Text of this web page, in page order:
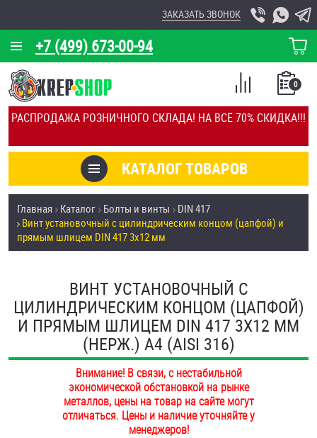
РАСПРОДАЖА РОЗНИЧНОГО СКЛАДА! НА ВСЁ 70% СКИДКА!!!
+7 (499) 673-00-94
ЗАКАЗАТЬ ЗВОНОК
КОРЗИНА
О КОМПАНИИ
КАЛЬКУЛЯТОР
ОТЗЫВЫ
УСЛУГИ
СКИДКИ
ПОКУПАТЕЛЯМ
ОПЛАТА И ДОСТАВКА
НАШИ МАГАЗИНЫ
КАТАЛОГ ТОВАРОВ
0
СПИСОК
СРАВНЕНИЕ
Товары со скидкой
Анкеры
Болты и винты
Дюбели
Главная Каталог Болты и винты
DIN 417
Винт установочный с цилиндрическим концом (цапфой) и
прямым шлицем DIN 417 3х12 мм
ВИНТ УСТАНОВОЧНЫЙ С
ЦИЛИНДРИЧЕСКИМ КОНЦОМ (ЦАПФОЙ)
И ПРЯМЫМ ШЛИЦЕМ DIN 417 3Х12 ММ
(НЕРЖ.) A4 (AISI 316)
Внимание! В связи, с нестабильной
экономической обстановкой на рынке
металлов, цены на товар на сайте могут
отличаться. Цены и наличие уточняйте у
менеджеров!